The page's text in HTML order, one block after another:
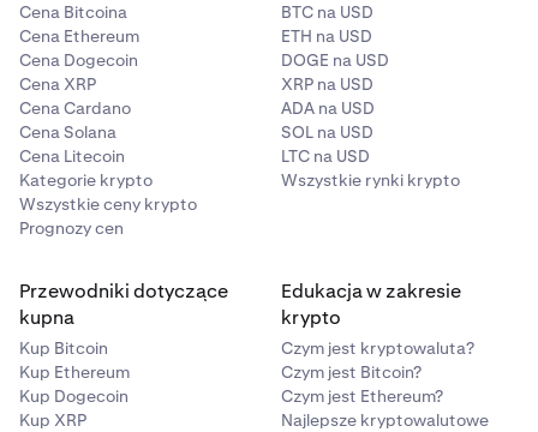
Cena Bitcoina
Cena Ethereum
Cena Dogecoin
Cena XRP
Cena Cardano
Cena Solana
Cena Litecoin
Kategorie krypto
Wszystkie ceny krypto
Prognozy cen
BTC na USD
ETH na USD
DOGE na USD
XRP na USD
ADA na USD
SOL na USD
LTC na USD
Wszystkie rynki krypto
Przewodniki dotyczące
kupna
Kup Bitcoin
Kup Ethereum
Kup Dogecoin
Kup XRP
Edukacja w zakresie
krypto
Czym jest kryptowaluta?
Czym jest Bitcoin?
Czym jest Ethereum?
Najlepsze kryptowalutowe